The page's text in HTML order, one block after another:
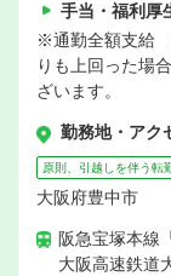
手当・福利厚
※通勤全額支給
りも上回った場
ざいます。
勤務地・アク
原則、引越しを伴う転
大阪府豊中市
阪急宝塚本線
大阪高速鉄道